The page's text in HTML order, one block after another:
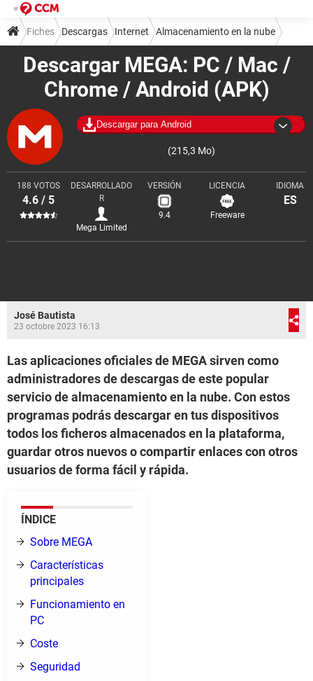
Descargar MEGA: PC / Mac /
Chrome / Android (APK)
Descargar para Android
(215,3 Mo)
188 VOTOS
4.6 / 5
DESARROLLADO
R
Mega Limited
VERSIÓN
9.4
LICENCIA
Freeware
IDIOMA
ES
Fiches Descargas Internet Almacenamiento en la nube
José Bautista
23 octobre 2023 16:13
Las aplicaciones oficiales de MEGA sirven como
administradores de descargas de este popular
servicio de almacenamiento en la nube. Con estos
programas podrás descargar en tus dispositivos
todos los ficheros almacenados en la plataforma,
guardar otros nuevos o compartir enlaces con otros
usuarios de forma fácil y rápida.
ÍNDICE
Sobre MEGA
Características
principales
Funcionamiento en
PC
Coste
Seguridad